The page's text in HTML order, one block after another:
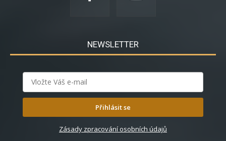
NEWSLETTER
Přihlásit se
Zásady zpracování osobních údajů